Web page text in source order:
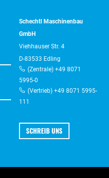
Schechtl Maschinenbau
GmbH
Viehhauser Str. 4
D-83533 Edling
(Zentrale) +49 8071
5995-0
(Vertrieb) +49 8071 5995-
111
SCHREIB UNS